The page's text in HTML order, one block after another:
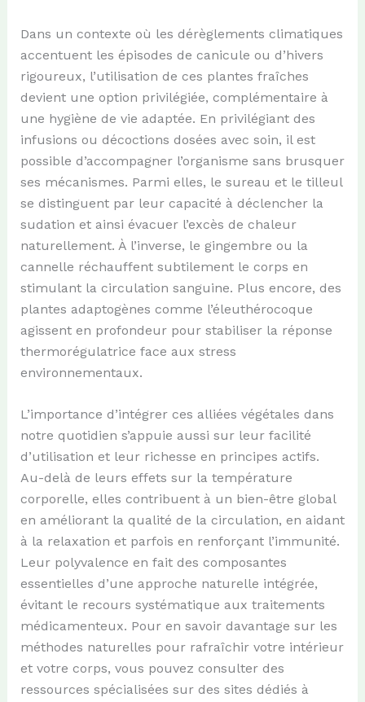
Dans un contexte où les dérèglements climatiques
accentuent les épisodes de canicule ou d’hivers
rigoureux, l’utilisation de ces plantes fraîches
devient une option privilégiée, complémentaire à
une hygiène de vie adaptée. En privilégiant des
infusions ou décoctions dosées avec soin, il est
possible d’accompagner l’organisme sans brusquer
ses mécanismes. Parmi elles, le sureau et le tilleul
se distinguent par leur capacité à déclencher la
sudation et ainsi évacuer l’excès de chaleur
naturellement. À l’inverse, le gingembre ou la
cannelle réchauffent subtilement le corps en
stimulant la circulation sanguine. Plus encore, des
plantes adaptogènes comme l’éleuthérocoque
agissent en profondeur pour stabiliser la réponse
thermorégulatrice face aux stress
environnementaux.
L’importance d’intégrer ces alliées végétales dans
notre quotidien s’appuie aussi sur leur facilité
d’utilisation et leur richesse en principes actifs.
Au-delà de leurs effets sur la température
corporelle, elles contribuent à un bien-être global
en améliorant la qualité de la circulation, en aidant
à la relaxation et parfois en renforçant l’immunité.
Leur polyvalence en fait des composantes
essentielles d’une approche naturelle intégrée,
évitant le recours systématique aux traitements
médicamenteux. Pour en savoir davantage sur les
méthodes naturelles pour rafraîchir votre intérieur
et votre corps, vous pouvez consulter des
ressources spécialisées sur des sites dédiés à